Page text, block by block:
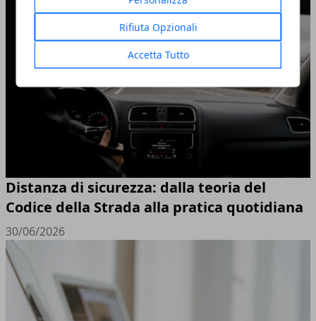
Rifiuta Opzionali
Accetta Tutto
Distanza di sicurezza: dalla teoria del
Codice della Strada alla pratica quotidiana
30/06/2026